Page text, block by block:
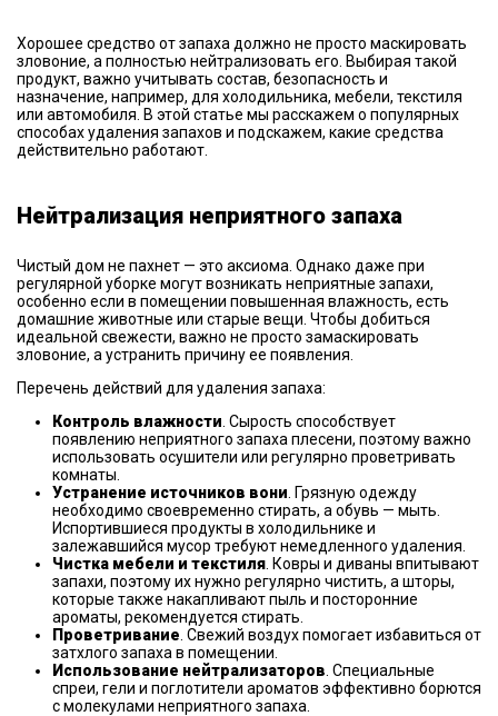
Хорошее средство от запаха должно не просто маскировать
зловоние, а полностью нейтрализовать его. Выбирая такой
продукт, важно учитывать состав, безопасность и
назначение, например, для холодильника, мебели, текстиля
или автомобиля. В этой статье мы расскажем о популярных
способах удаления запахов и подскажем, какие средства
действительно работают.
Нейтрализация неприятного запаха
Чистый дом не пахнет — это аксиома. Однако даже при
регулярной уборке могут возникать неприятные запахи,
особенно если в помещении повышенная влажность, есть
домашние животные или старые вещи. Чтобы добиться
идеальной свежести, важно не просто замаскировать
зловоние, а устранить причину ее появления.
Перечень действий для удаления запаха:
Контроль влажности . Сырость способствует
появлению неприятного запаха плесени, поэтому важно
использовать осушители или регулярно проветривать
комнаты.
Устранение источников вони . Грязную одежду
необходимо своевременно стирать, а обувь — мыть.
Испортившиеся продукты в холодильнике и
залежавшийся мусор требуют немедленного удаления.
Чистка мебели и текстиля . Ковры и диваны впитывают
запахи, поэтому их нужно регулярно чистить, а шторы,
которые также накапливают пыль и посторонние
ароматы, рекомендуется стирать.
Проветривание . Свежий воздух помогает избавиться от
затхлого запаха в помещении.
Использование нейтрализаторов . Специальные
спреи, гели и поглотители ароматов эффективно борются
с молекулами неприятного запаха.